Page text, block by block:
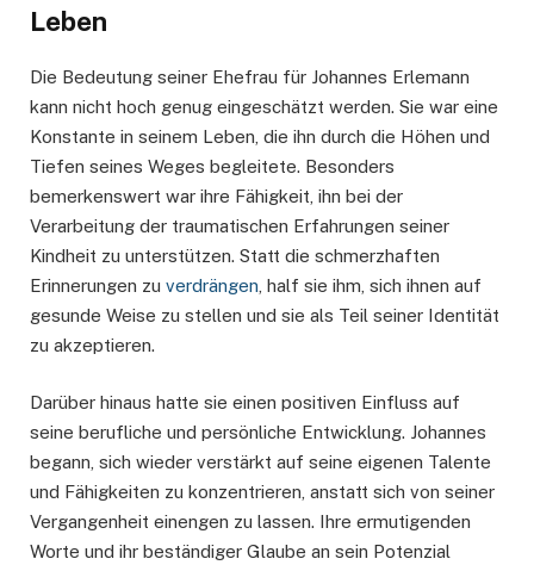
Leben
Die Bedeutung seiner Ehefrau für Johannes Erlemann
kann nicht hoch genug eingeschätzt werden. Sie war eine
Konstante in seinem Leben, die ihn durch die Höhen und
Tiefen seines Weges begleitete. Besonders
bemerkenswert war ihre Fähigkeit, ihn bei der
Verarbeitung der traumatischen Erfahrungen seiner
Kindheit zu unterstützen. Statt die schmerzhaften
Erinnerungen zu verdrängen , half sie ihm, sich ihnen auf
gesunde Weise zu stellen und sie als Teil seiner Identität
zu akzeptieren.
Darüber hinaus hatte sie einen positiven Einfluss auf
seine berufliche und persönliche Entwicklung. Johannes
begann, sich wieder verstärkt auf seine eigenen Talente
und Fähigkeiten zu konzentrieren, anstatt sich von seiner
Vergangenheit einengen zu lassen. Ihre ermutigenden
Worte und ihr beständiger Glaube an sein Potenzial